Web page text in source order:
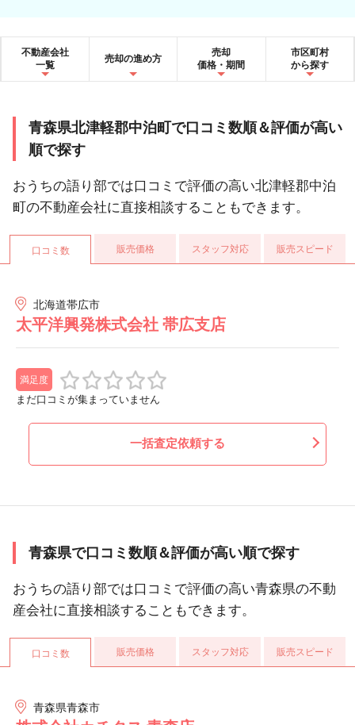
不動産会社
一覧
売却の進め方
売却
価格・期間
市区町村
から探す
青森県北津軽郡中泊町で口コミ数順＆評価が高い
順で探す
おうちの語り部では口コミで評価の高い北津軽郡中泊
町の不動産会社に直接相談することもできます。
口コミ数 販売価格 スタッフ対応 販売スピード
北海道帯広市
太平洋興発株式会社 帯広支店
満足度
まだ口コミが集まっていません
一括査定依頼する
青森県で口コミ数順＆評価が高い順で探す
おうちの語り部では口コミで評価の高い青森県の不動
産会社に直接相談することもできます。
口コミ数 販売価格 スタッフ対応 販売スピード
青森県青森市